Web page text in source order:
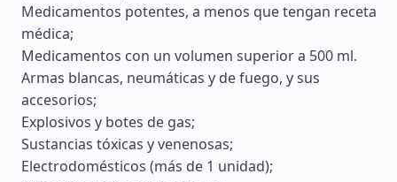
Medicamentos potentes, a menos que tengan receta
médica;
Medicamentos con un volumen superior a 500 ml.
Armas blancas, neumáticas y de fuego, y sus
accesorios;
Explosivos y botes de gas;
Sustancias tóxicas y venenosas;
Electrodomésticos (más de 1 unidad);